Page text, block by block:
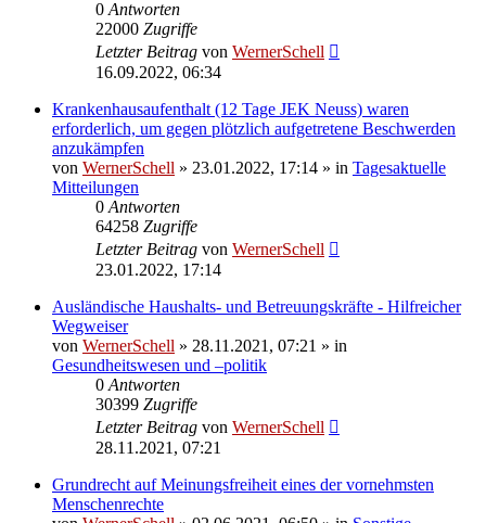
0 Antworten
22000 Zugriffe
Letzter Beitrag von WernerSchell
16.09.2022, 06:34
Krankenhausaufenthalt (12 Tage JEK Neuss) waren
erforderlich, um gegen plötzlich aufgetretene Beschwerden
anzukämpfen
von WernerSchell » 23.01.2022, 17:14 » in Tagesaktuelle
Mitteilungen
0 Antworten
64258 Zugriffe
Letzter Beitrag von WernerSchell
23.01.2022, 17:14
Ausländische Haushalts- und Betreuungskräfte - Hilfreicher
Wegweiser
von WernerSchell » 28.11.2021, 07:21 » in
Gesundheitswesen und –politik
0 Antworten
30399 Zugriffe
Letzter Beitrag von WernerSchell
28.11.2021, 07:21
Grundrecht auf Meinungsfreiheit eines der vornehmsten
Menschenrechte